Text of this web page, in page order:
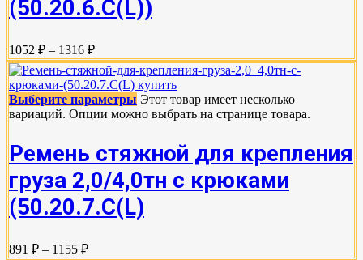
(50.20.6.C(L))
1052 ₽ – 1316 ₽
Выберите параметры Этот товар имеет несколько
вариаций. Опции можно выбрать на странице товара.
Ремень стяжной для крепления
груза 2,0/4,0тн с крюками
(50.20.7.C(L)
891 ₽ – 1155 ₽